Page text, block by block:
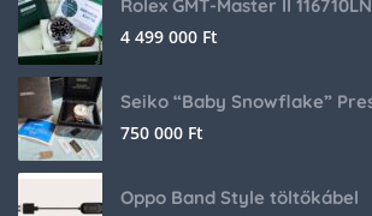
Rolex GMT-Master II 116710LN
4 499 000 Ft
750 000 Ft
Oppo Band Style töltőkábel